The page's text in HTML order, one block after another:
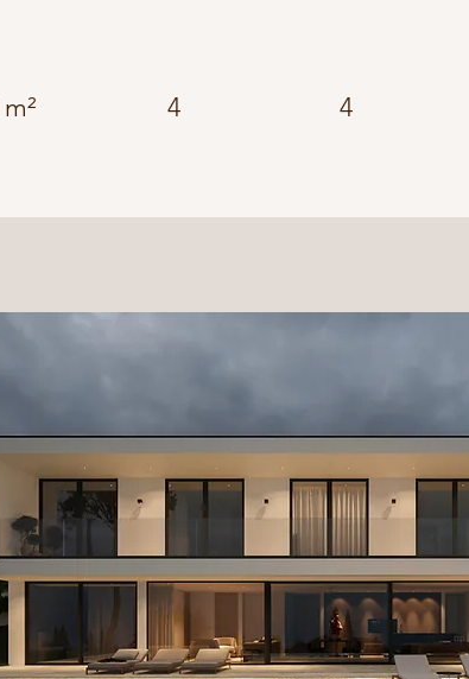
4 4